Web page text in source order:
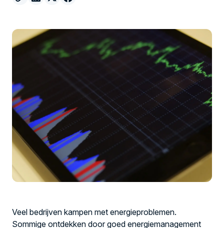
Veel bedrijven kampen met energieproblemen.
Sommige ontdekken door goed energiemanagement